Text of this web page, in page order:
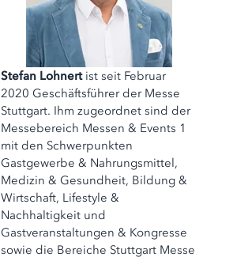
Stefan Lohnertist seit Februar
2020 Geschäftsführer der Messe
Stuttgart. Ihm zugeordnet sind der
Messebereich Messen & Events 1
mit den Schwerpunkten
Gastgewerbe & Nahrungsmittel,
Medizin & Gesundheit, Bildung &
Wirtschaft, Lifestyle &
Nachhaltigkeit und
Gastveranstaltungen & Kongresse
sowie die Bereiche Stuttgart Messe